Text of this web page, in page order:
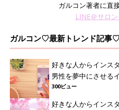
ガルコン著者に直
LINE＠サロ
ガルコン♡最新トレンド記事♡
好きな人からインス
男性を夢中にさせる
300ビュー
好きな人からインス